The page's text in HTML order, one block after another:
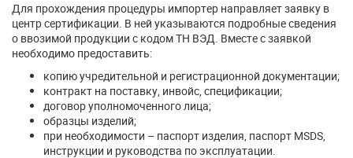
Для прохождения процедуры импортер направляет заявку в
центр сертификации. В ней указываются подробные сведения
о ввозимой продукции с кодом ТН ВЭД. Вместе с заявкой
необходимо предоставить:
копию учредительной и регистрационной документации;
контракт на поставку, инвойс, спецификации;
договор уполномоченного лица;
образцы изделий;
при необходимости – паспорт изделия, паспорт MSDS,
инструкции и руководства по эксплуатации.